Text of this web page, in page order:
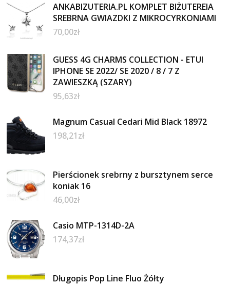
ANKABIZUTERIA.PL KOMPLET BIŻUTEREIA
SREBRNA GWIAZDKI Z MIKROCYRKONIAMI
70,00zł
GUESS 4G CHARMS COLLECTION - ETUI
IPHONE SE 2022/ SE 2020 / 8 / 7 Z
ZAWIESZKĄ (SZARY)
95,63zł
Magnum Casual Cedari Mid Black 18972
198,21zł
Pierścionek srebrny z bursztynem serce
koniak 16
46,00zł
Casio MTP-1314D-2A
174,37zł
Długopis Pop Line Fluo Żółty